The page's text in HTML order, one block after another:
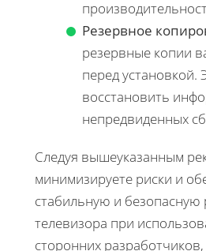
Резервное
резервные копии
перед установкой.
восстановить
непредвиденных
Следуя вышеуказанным
минимизируете риски и
стабильную и безопасную
телевизора при
сторонних разработчиков,